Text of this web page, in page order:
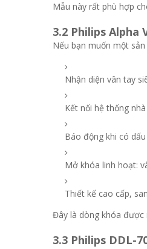
Mẫu này rất phù hợp
3.2 Philips
Nếu bạn muốn một
Nhận diện vân tay
Kết nối hệ thống
Báo động khi có
Mở khóa linh hoạt:
Thiết kế cao cấp,
Đây là dòng khóa được
3.3 Philips DDL-